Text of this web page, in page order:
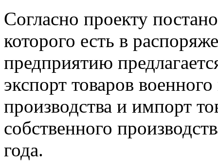
Согласно проекту
которого есть в
предприятию
экспорт товаров
производства и импорт
собственного
года.